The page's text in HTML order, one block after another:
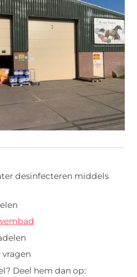
desinfecteren middels
vragen
Deel hem dan op: